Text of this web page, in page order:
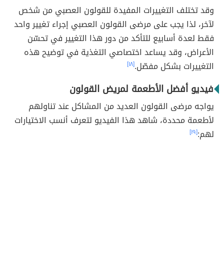
وقد تختلف التغييرات المفيدة للقولون العصبي من شخص
لآخر، لذا يجب على مرضى القولون العصبي إجراء تغيير واحد
فقط لعدة أسابيع للتأكد من دور هذا التغيير في تحسّن
الأعراض، وقد يساعد اختصاصي التغذية في توضيح هذه
التغييرات بشكل مفصّل.[١٨]
فيديو أفضل الأطعمة لمريض القولون
يواجه مرضى القولون العديد من المشاكل عند تناولهم
لأطعمة محددة، شاهد هذا الفيديو لتعرف أنسب الاختيارات
لهم:[١٩]